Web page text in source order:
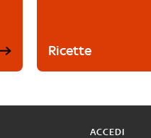
Ricette
ACCEDI